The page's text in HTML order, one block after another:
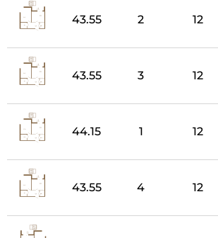
43.55 2 12
43.55 3 12
44.15 1 12
43.55 4 12